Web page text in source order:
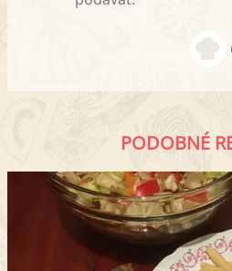
PODOBNÉ